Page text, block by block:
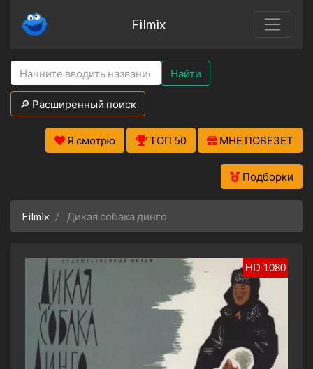
Filmix
Найти
🔎 Расширенный поиск
Я смотрю ТОП 50 МНЕ ПОВЕЗЕТ
Подборки
Filmix Дикая собака динго
HD 1080